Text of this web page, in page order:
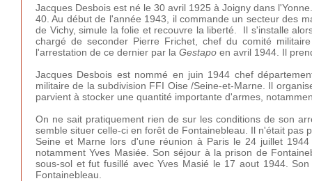
Jacques Desbois est né le 30 avril 1925 à Joigny dans
40. Au début de l'année 1943, il commande un secteur des
de Vichy, simule la folie et recouvre la liberté. Il s'installe
chargé de seconder Pierre Frichet, chef du comité
l'arrestation de ce dernier par la Gestapo en avril 1944. Il
Jacques Desbois est nommé en juin 1944 chef
militaire de la subdivision FFI Oise /Seine-et-Marne. Il
parvient à stocker une quantité importante d'armes,
On ne sait pratiquement rien de sur les conditions de son
semble situer celle-ci en forêt de Fontainebleau. Il n'était
Seine et Marne lors d'une réunion à Paris le 24 juillet
notamment Yves Masiée. Son séjour à la prison de
sous-sol et fut fusillé avec Yves Masié le 17 aout 1944.
Fontainebleau.